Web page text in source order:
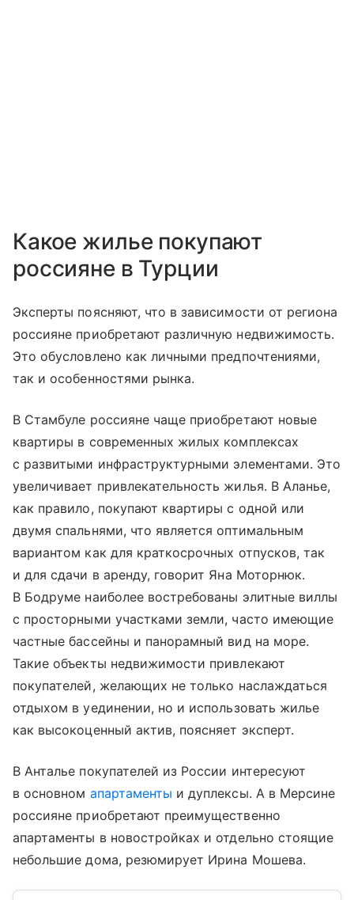
Какое жилье покупают
россияне в Турции
Эксперты поясняют, что в зависимости от региона
россияне приобретают различную недвижимость.
Это обусловлено как личными предпочтениями,
так и особенностями рынка.
В Стамбуле россияне чаще приобретают новые
квартиры в современных жилых комплексах
с развитыми инфраструктурными элементами. Это
увеличивает привлекательность жилья. В Аланье,
как правило, покупают квартиры с одной или
двумя спальнями, что является оптимальным
вариантом как для краткосрочных отпусков, так
и для сдачи в аренду, говорит Яна Моторнюк.
В Бодруме наиболее востребованы элитные виллы
с просторными участками земли, часто имеющие
частные бассейны и панорамный вид на море.
Такие объекты недвижимости привлекают
покупателей, желающих не только наслаждаться
отдыхом в уединении, но и использовать жилье
как высокоценный актив, поясняет эксперт.
В Анталье покупателей из России интересуют
в основном апартаменты и дуплексы. А в Мерсине
россияне приобретают преимущественно
апартаменты в новостройках и отдельно стоящие
небольшие дома, резюмирует Ирина Мошева.